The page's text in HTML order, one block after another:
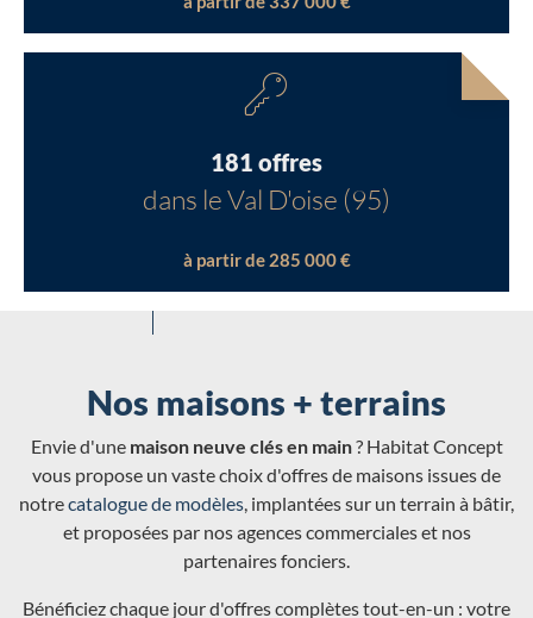
181 offres
dans le Val D'oise (95)
à partir de 285 000 €
Nos maisons + terrains
Envie d'une maison neuve clés en main? Habitat Concept
vous propose un vaste choix d'offres de maisons issues de
notrecatalogue de modèles, implantées sur un terrain à bâtir,
et proposées par nos agences commerciales et nos
partenaires fonciers.
Bénéficiez chaque jour d'offres complètes tout-en-un : votre